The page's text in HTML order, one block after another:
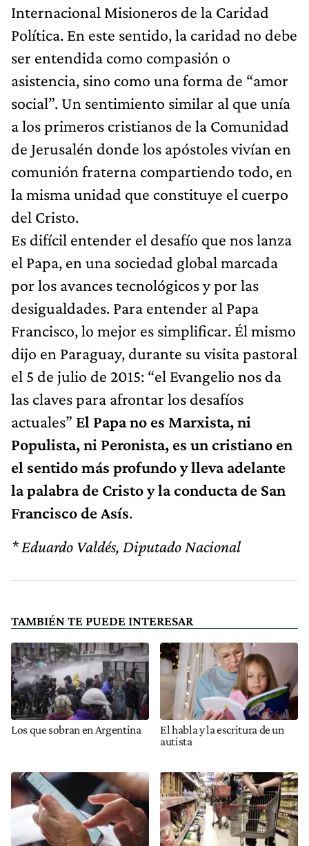
Internacional Misioneros de la Caridad
Política. En este sentido, la caridad no debe
ser entendida como compasión o
asistencia, sino como una forma de “amor
social”. Un sentimiento similar al que unía
a los primeros cristianos de la Comunidad
de Jerusalén donde los apóstoles vivían en
comunión fraterna compartiendo todo, en
la misma unidad que constituye el cuerpo
del Cristo.
Es difícil entender el desafío que nos lanza
el Papa, en una sociedad global marcada
por los avances tecnológicos y por las
desigualdades. Para entender al Papa
Francisco, lo mejor es simplificar. Él mismo
dijo en Paraguay, durante su visita pastoral
el 5 de julio de 2015: “el Evangelio nos da
las claves para afrontar los desafíos
actuales” El Papa no es Marxista, ni
Populista, ni Peronista, es un cristiano en
el sentido más profundo y lleva adelante
la palabra de Cristo y la conducta de San
Francisco de Asís.
* Eduardo Valdés, Diputado Nacional
TAMBIÉN TE PUEDE INTERESAR
Los que sobran en Argentina
El habla y la escritura de un
autista